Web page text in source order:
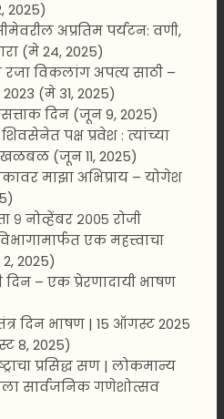
2025)
अप्रतिम पर्यटन: वणी,
(मे 24, 2025)
विकलांग अपत्य साठी –
2023 (मे 31, 2025)
दिन (जून 9, 2025)
पक्ष प्रवेश : त्यांच्या
(जून 11, 2025)
माझा अभिप्राय – योगेश
९ नोव्हेंबर २००५ रोजी
एक महत्त्वाचा
2025)
– एक प्रेरणादायी भाषण
दिन भाषण | 15 ऑगस्ट 2025
8, 2025)
प्रसिद्ध सण | लोकमान्य
सार्वजनिक गणेशोत्सव